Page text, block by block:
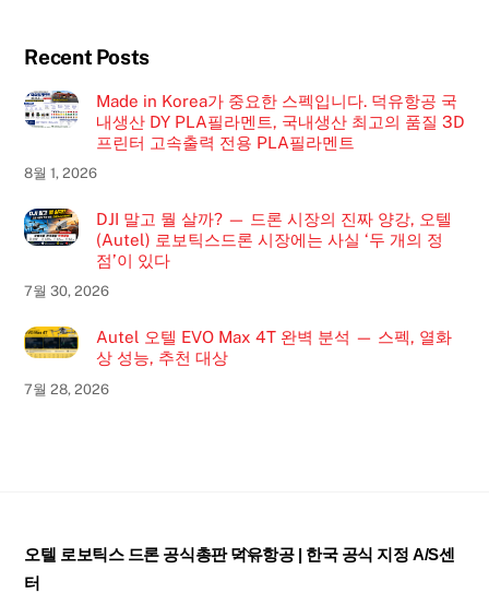
Recent Posts
Made in Korea가 중요한 스펙입니다. 덕유항공 국
내생산 DY PLA필라멘트, 국내생산 최고의 품질 3D
프린터 고속출력 전용 PLA필라멘트
8월 1, 2026
DJI 말고 뭘 살까? — 드론 시장의 진짜 양강, 오텔
(Autel) 로보틱스드론 시장에는 사실 ‘두 개의 정
점’이 있다
7월 30, 2026
Autel 오텔 EVO Max 4T 완벽 분석 — 스펙, 열화
상 성능, 추천 대상
7월 28, 2026
Back
오텔 로보틱스 드론 공식총판 덕유항공 | 한국 공식 지정 A/S센
터